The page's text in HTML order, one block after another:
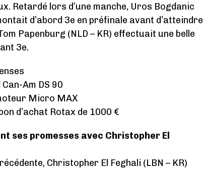
Retardé lors d’une manche, Uros Bogdanic
d’abord 3e en préfinale avant d’atteindre
Papenburg (NLD – KR) effectuait une belle
3e.
Am DS 90
Micro MAX
d’achat Rotax de 1000 €
ses promesses avec Christopher El
Christopher El Feghali (LBN – KR)